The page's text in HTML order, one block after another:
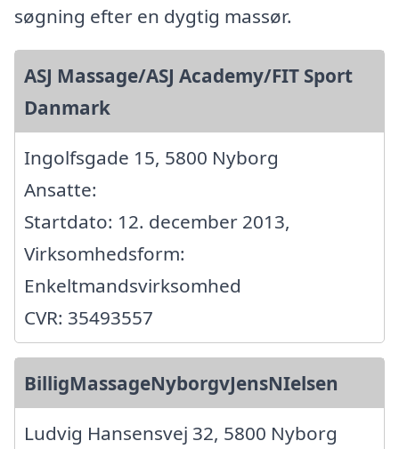
søgning efter en dygtig massør.
ASJ Massage/ASJ Academy/FIT Sport
Danmark
Ingolfsgade 15, 5800 Nyborg
Ansatte:
Startdato: 12. december 2013,
Virksomhedsform:
Enkeltmandsvirksomhed
CVR: 35493557
BilligMassageNyborgvJensNIelsen
Ludvig Hansensvej 32, 5800 Nyborg